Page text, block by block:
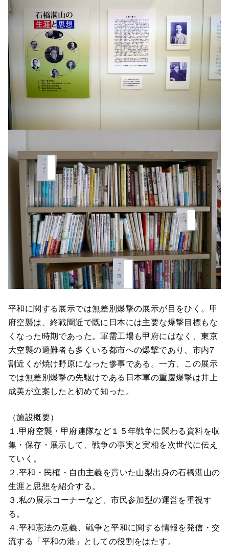
平和に関する展示では無差別爆撃の展示が目をひく。甲
府空襲は、終戦間近で既に日本には主要な爆撃目標もな
くなった時期であった。軍需工場も甲府にはなく、東京
大空襲の避難者も多くいる都市への爆撃であり、市内7
割近くが焼け野原になった惨事である。一方、この展示
では無差別爆撃の先駆けである日本軍の重慶爆撃は井上
成美が立案したと初めて知った。
（施設概要）
１.甲府空襲・甲府連隊など１５年戦争に関わる資料を収
集・保存・展示して、戦争の事実と実相を次世代に伝え
ていく。
２.平和・民権・自由主義を貫いた山梨出身の石橋湛山の
生涯と思想を紹介する。
３.私の展示コーナーなど、市民参加型の運営を重視す
る。
４.平和憲法の意義、戦争と平和に関する情報を発信・交
流する「平和の港」としての役割をはたす。